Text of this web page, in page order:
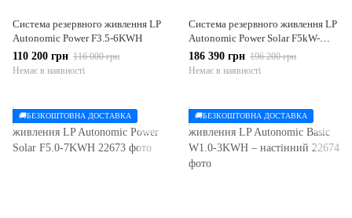
Система резервного живлення LP
Autonomic Power F3.5-6KWH
110 200 грн 116 000 грн
Немає в наявності
Система резервного живлення LP
Autonomic Power Solar F5kW-
12KWH
186 390 грн 196 200 грн
Немає в наявності
🚚БЕЗКОШТОВНА ДОСТАВКА 🚚БЕЗКОШТОВНА ДОСТАВКА